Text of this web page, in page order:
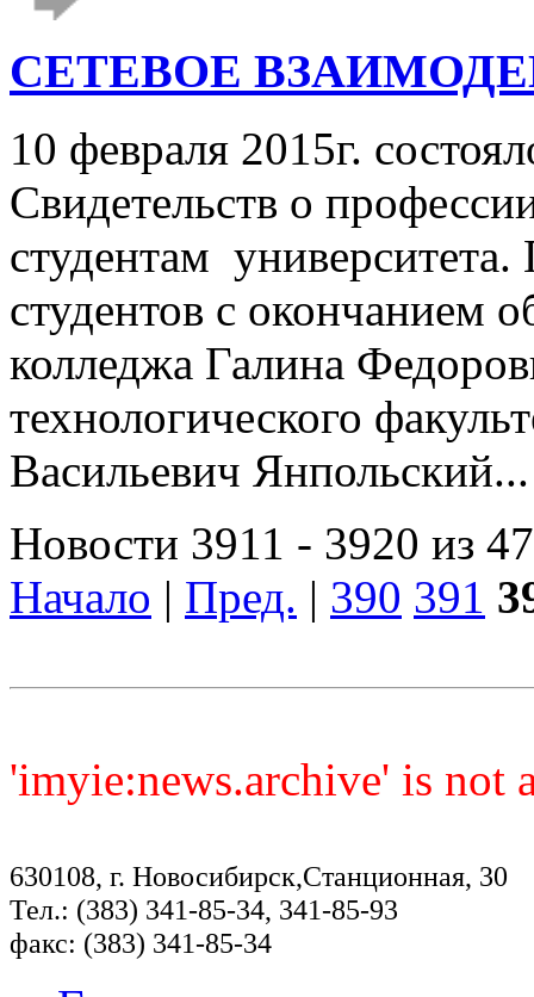
СЕТЕВОЕ
10 февраля 2015г.
Свидетельств о
студентам университета.
студентов с окончанием
колледжа Галина
технологического
Васильевич
Новости 3911 - 3920 из
Начало | Пред. | 390 391
'imyie:news.archive' is not
630108, г. Новосибирск,Станционная, 30
Тел.: (383) 341-85-34, 341-85-93
факс: (383) 341-85-34